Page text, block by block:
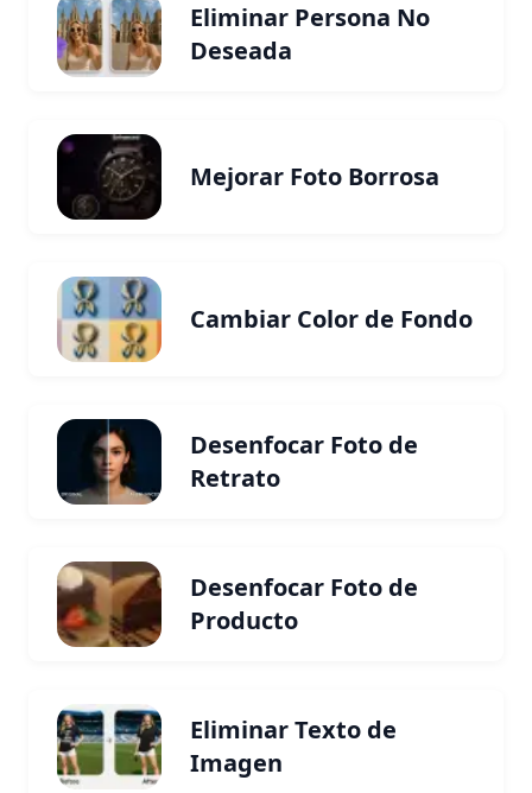
Eliminar Persona No
Deseada
Mejorar Foto Borrosa
Cambiar Color de Fondo
Desenfocar Foto de
Retrato
Desenfocar Foto de
Producto
Eliminar Texto de
Imagen